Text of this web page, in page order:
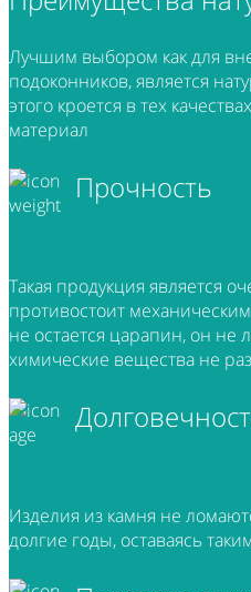
Лучшим выбором как для
подоконников, является
этого кроется в тех
материал
Прочность
Такая продукция является
противостоит
не остается царапин, он не
химические вещества не
Изделия из камня не
долгие годы, оставаясь